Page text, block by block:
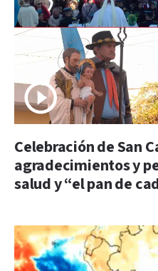
Celebración de San
agradecimientos y
salud y “el pan de